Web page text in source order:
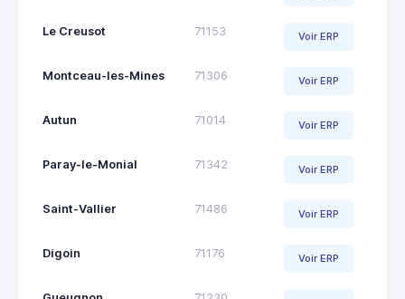
Le Creusot 71153 Voir ERP
Montceau-les-Mines 71306 Voir ERP
Autun 71014 Voir ERP
Paray-le-Monial 71342 Voir ERP
Saint-Vallier 71486 Voir ERP
Digoin 71176 Voir ERP